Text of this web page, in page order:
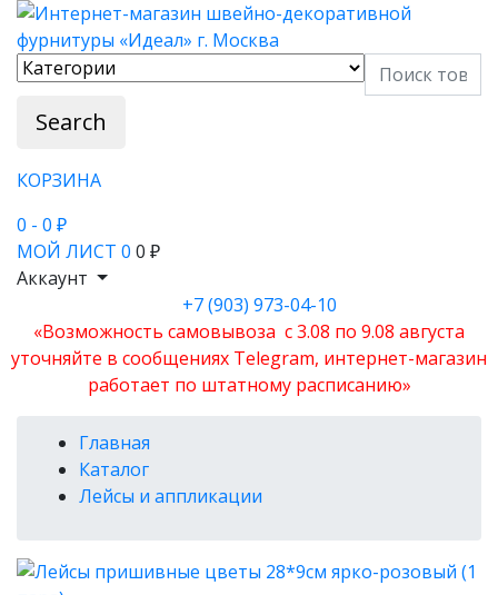
Search
КОРЗИНА
0 - 0 ₽
МОЙ ЛИСТ 0 0 ₽
Аккаунт
+7 (903) 973-04-10
«Возможность самовывоза с 3.08 по 9.08 августа
уточняйте в сообщениях Telegram, интернет-магазин
работает по штатному расписанию»
Главная
Каталог
Лейсы и аппликации